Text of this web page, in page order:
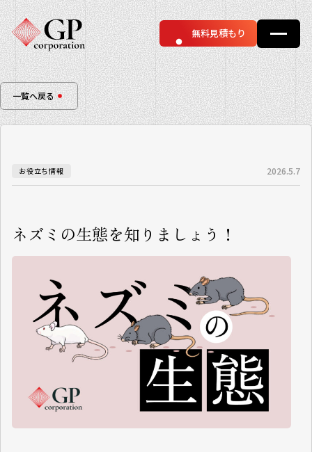
無料見積もり
一覧へ戻る
お役立ち情報 2026.5.7
ネズミの生態を知りましょう！